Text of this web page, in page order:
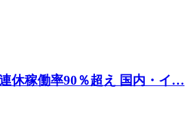
休稼働率90％超え 国内・イ…